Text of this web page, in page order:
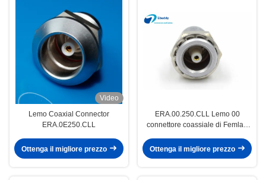
Video
Lemo Coaxial Connector
ERA.0E250.CLL
Ottenga il migliore prezzo
ERA.00.250.CLL Lemo 00
connettore coassiale di Femlae
mini
Ottenga il migliore prezzo